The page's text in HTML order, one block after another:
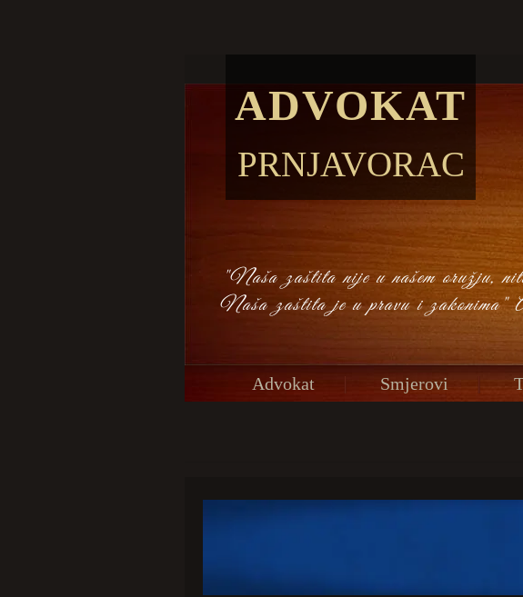
ADVOKAT
PRNJAVORAC
"Naša zaštita nije u našem oružju,
Naša zaštita je u pravu i zakonima"
Advokat Smjerovi